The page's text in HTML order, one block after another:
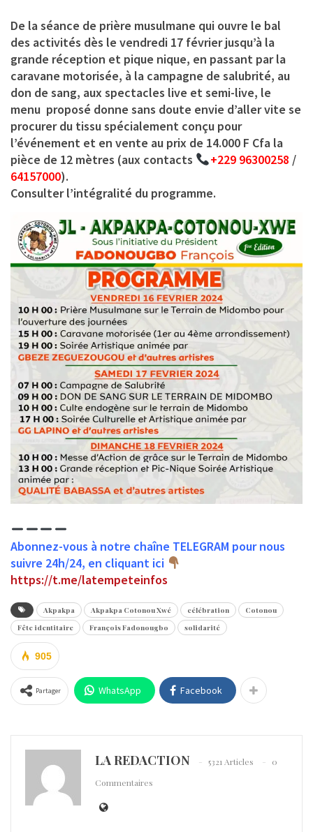
De la séance de prière musulmane qui ouvre le bal
des activités dès le vendredi 17 février jusqu’à la
grande réception et pique nique, en passant par la
caravane motorisée, à la campagne de salubrité, au
don de sang, aux spectacles live et semi-live, le
menu proposé donne sans doute envie d’aller vite se
procurer du tissu spécialement conçu pour
l’événement et en vente au prix de 14.000 F Cfa la
pièce de 12 mètres (aux contacts
+229 96300258 /
64157000).
Consulter l’intégralité du programme.
Abonnez-vous à notre chaîne TELEGRAM pour nous
suivre 24h/24, en cliquant ici
https://t.me/latempeteinfos
Akpakpa Akpakpa Cotonou Xwé célébration
Cotonou
Fête identitaire
François Fadonougbo solidarité
905
Partager WhatsApp Facebook
LA REDACTION 5321 Articles
0
Commentaires